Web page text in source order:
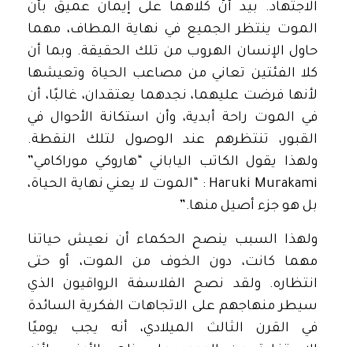
الاجتهاد. بيد أنَّ كلاهما على إيمان عميق بأن
الموت ينتظر الجميع في نهاية المطاف، مهما
حاول الإنسان الهروب من تلك الحقيقة. وبما أن
كلا الفئتين تعاني من مصاعب الحياة وتعيشها
لأنها فرضت عليهما، نجدهما يعتقدان، غالبًا، أن
في الموت راحة أبدية، وأن استكانة الأحوال في
القبور، تنتظرهم عند الوصول لتلك النقطة.
ولهذا يقول الكاتب الياباني “هاروكي موراكامي”
Haruki Murakami : “الموت لا يعني نهاية الحياة،
بل هو جزء أصيل منها.”
ولهذا السبب ينصح الحكماء أن نعيش حياتنا
مهما كانت، دون الخوف من الموت، أو حتى
انتظاره. ولقد نصح الفلاسفة الرواقيون الذي
سيطر منهاجهم على الاتجاهات الفكرية السائدة
في القرن الثالث الميلادي، أنه يجب يوميًا